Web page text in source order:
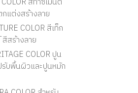
แต่งสร้างลาย
COLOR สีเท็ก
สีสร้างลาย
COLOR ปูน
รับพื้นผิวและปูนหมัก